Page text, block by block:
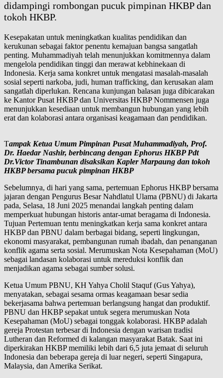
didampingi rombongan pucuk pimpinan HKBP dan
tokoh HKBP.
Kesepakatan untuk meningkatkan kualitas pendidikan dan
kerukunan sebagai faktor penentu kemajuan bangsa sangatlah
penting. Muhammadiyah telah menunjukkan komitmennya dalam
mengelola pendidikan tinggi dan merawat kebhinekaan di
Indonesia. Kerja sama konkret untuk mengatasi masalah-masalah
sosial seperti narkoba, judi, human trafficking, dan kerusakan alam
sangatlah diperlukan. Rencana kunjungan balasan juga dibicarakan
ke Kantor Pusat HKBP dan Universitas HKBP Nommensen juga
menunjukkan kesediaan untuk membangun hubungan yang lebih
erat dan kolaborasi antara organisasi keagamaan dan pendidikan.
Tampak Ketua Umum Pimpinan Pusat Muhammadiyah, Prof.
Dr. Haedar Nashir, berbincang dengan Ephorus HKBP Pdt
Dr.Victor Tinambunan disaksikan Kapler Marpaung dan tokoh
HKBP bersama pucuk pimpinan HKBP
Sebelumnya, di hari yang sama, pertemuan Ephorus HKBP bersama
jajaran dengan Pengurus Besar Nahdlatul Ulama (PBNU) di Jakarta
pada, Selasa, 18 Juni 2025 menandai langkah penting dalam
memperkuat hubungan historis antar-umat beragama di Indonesia.
Tujuan Pertemuan tentu meningkatkan kerja sama konkret antara
HKBP dan PBNU dalam berbagai bidang, seperti lingkungan,
ekonomi masyarakat, pembangunan rumah ibadah, dan penanganan
konflik agama serta sosial. Merumuskan Nota Kesepahaman (MoU)
sebagai landasan kolaborasi untuk mereduksi konflik dan
menjadikan agama sebagai sumber solusi.
Ketua Umum PBNU, KH Yahya Cholil Staquf (Gus Yahya),
menyatakan, sebagai sesama ormas keagamaan besar sedia
bekerjasama bahwa pertemuan berlangsung hangat dan produktif.
PBNU dan HKBP sepakat untuk segera merumuskan Nota
Kesepahaman (MoU) sebagai tonggak kolaborasi. HKBP adalah
gereja Protestan terbesar di Indonesia dengan warisan tradisi
Lutheran dan Reformed di kalangan masyarakat Batak. Saat ini
diperkirakan HKBP memiliki lebih dari 6,5 juta jemaat di seluruh
Indonesia dan beberapa gereja di luar negeri, seperti Singapura,
Malaysia, dan Amerika Serikat.